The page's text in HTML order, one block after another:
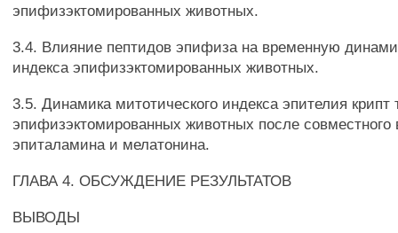
эпифизэктомированных животных.
3.4. Влияние пептидов эпифиза на временную
индекса эпифизэктомированных животных.
3.5. Динамика митотического индекса эпителия
эпифизэктомированных животных после совместного
эпиталамина и мелатонина.
ГЛАВА 4. ОБСУЖДЕНИЕ РЕЗУЛЬТАТОВ
ВЫВОДЫ